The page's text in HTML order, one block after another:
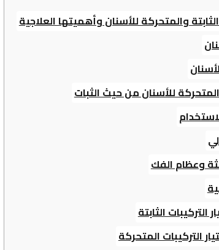
والمتحركة للأسنان وأهميتها العلاجية
للأسنان من حيث الثبات
وعظام الفك
الثابتة
التركيبات المتحركة